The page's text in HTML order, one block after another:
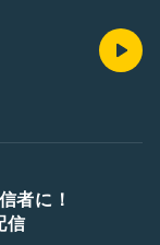
者に！
信